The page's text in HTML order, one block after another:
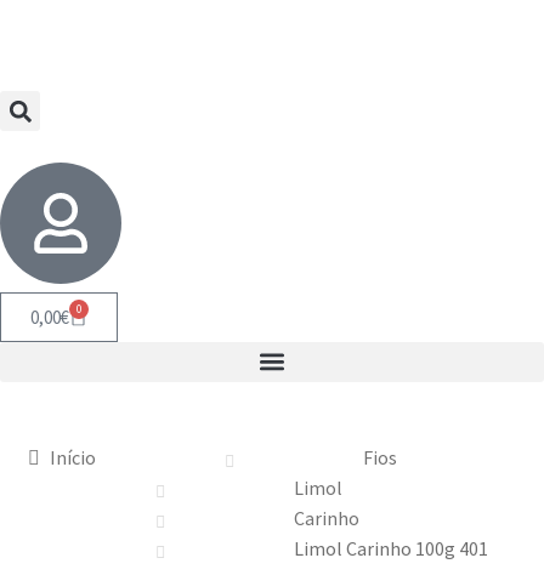
0,00€ 0
Início
Fios
Limol
Carinho
Limol Carinho 100g 401